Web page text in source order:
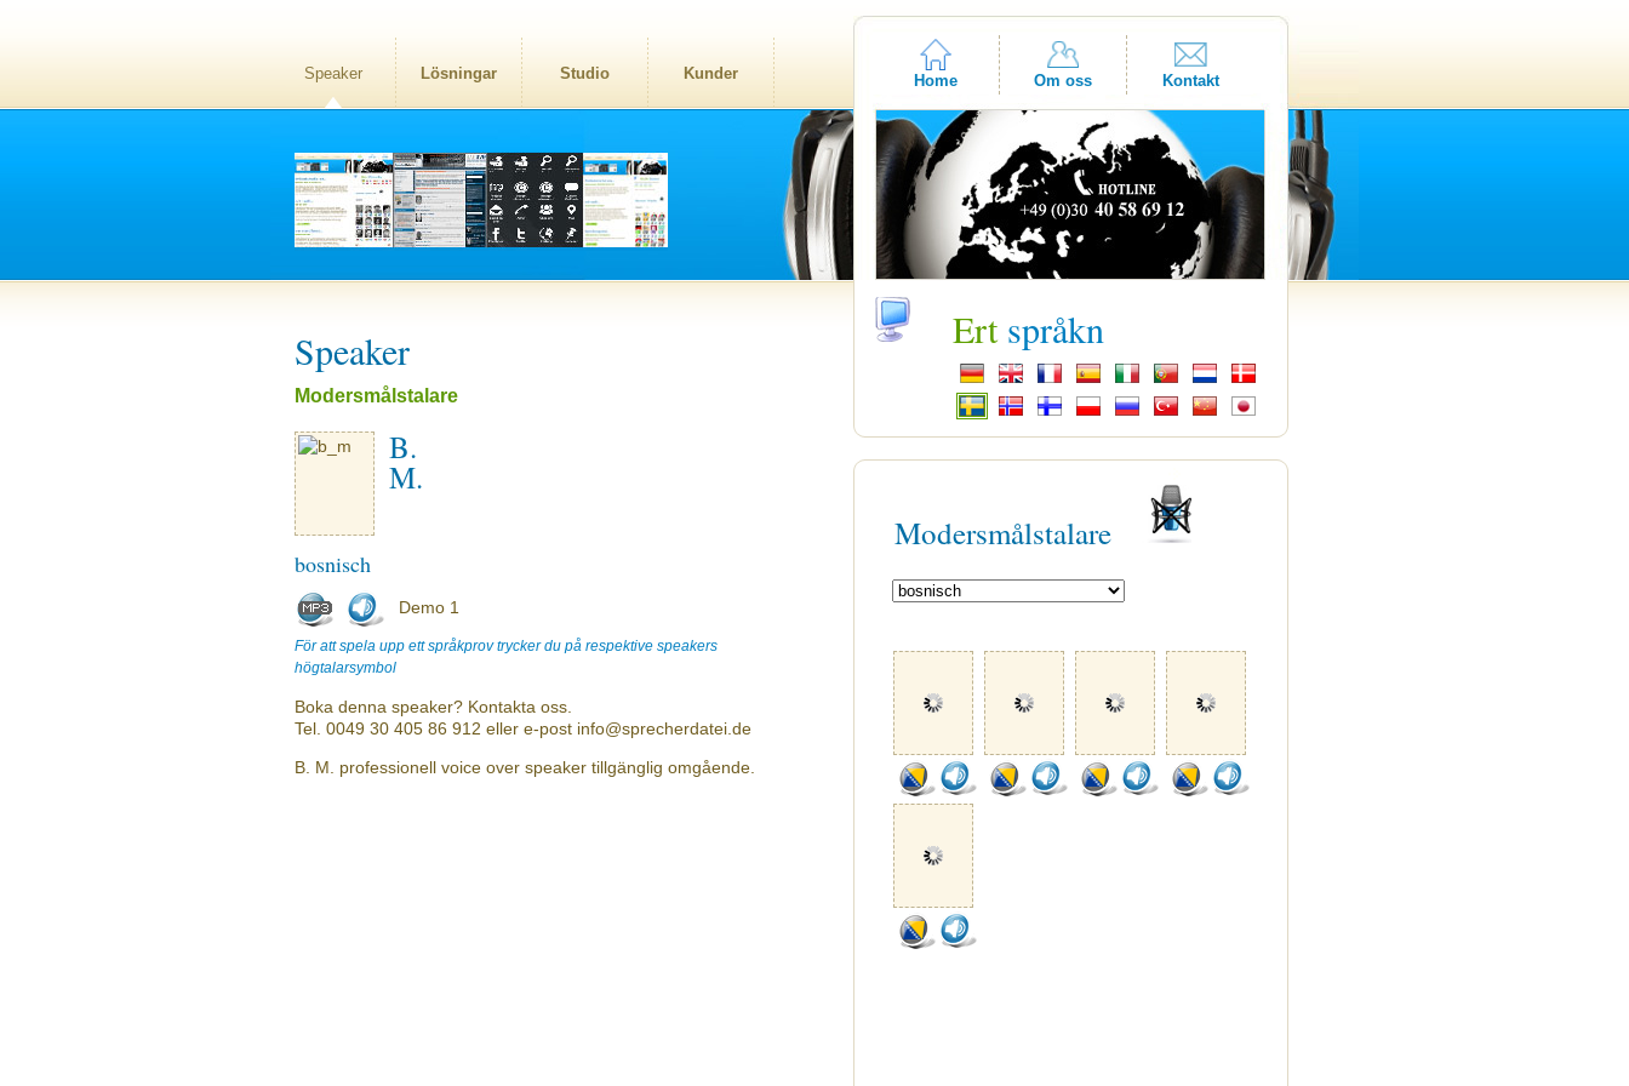
Speaker Lösningar Studio Kunder Home Om oss Kontakt
Speaker
Modersmålstalare
B.
M.
bosnisch
Demo 1
För att spela upp ett språkprov trycker du på respektive speakers
högtalarsymbol
Boka denna speaker? Kontakta oss.
Tel. 0049 30 405 86 912 eller e-post info@sprecherdatei.de
B. M. professionell voice over speaker tillgänglig omgående.
Ert språkn
Modersmålstalare